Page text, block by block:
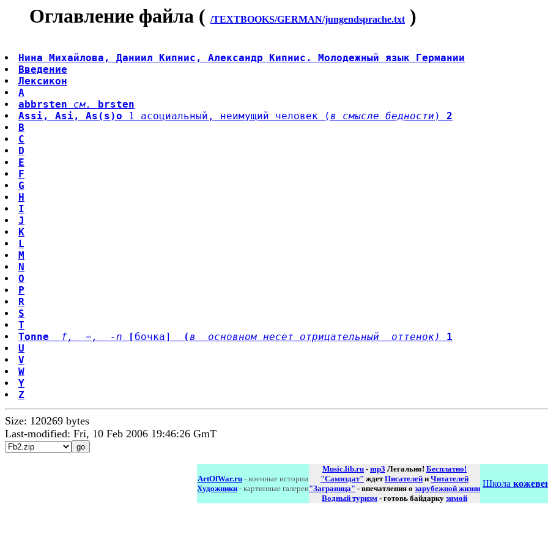
Оглавление файла ( /TEXTBOOKS/GERMAN/jungendsprache.txt )
Нина Михайлова, Даниил Кипнис, Александр Кипнис. Молодежный язык Германии
Введение
Лексикон
A
abbrsten
см.
brsten
Assi, Asi, As(s)o 1 асоциальный, неимущий человек (в смысле бедности ) 2
B
C
D
E
F
G
H
I
J
K
L
M
N
O
P
R
S
T
Tonne
f,  =,  -n [бочка] (в  основном несет отрицательный  оттенок)
1
U
V
W
Y
Z
Size: 120269 bytes
Last-modified: Fri, 10 Feb 2006 19:46:26 GmT
ArtOfWar.ru - военные истории
Художники - картинные галереи
Music.lib.ru - mp3 Легально! Бесплатно!
"Самиздат" ждетПисателей и Читателей
"Заграница" - впечатления о зарубежной жизни
Водный туризм - готовь байдарку зимой
Школа